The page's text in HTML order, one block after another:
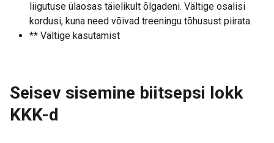
liigutuse ülaosas täielikult õlgadeni. Vältige osalisi
kordusi, kuna need võivad treeningu tõhusust piirata.
** Vältige kasutamist
Seisev sisemine biitsepsi lokk
KKK-d